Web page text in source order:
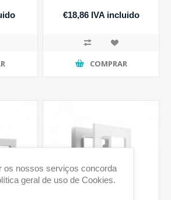
€18,86 IVA incluido
COMPRAR
os nossos serviços concorda
geral de uso de Cookies.